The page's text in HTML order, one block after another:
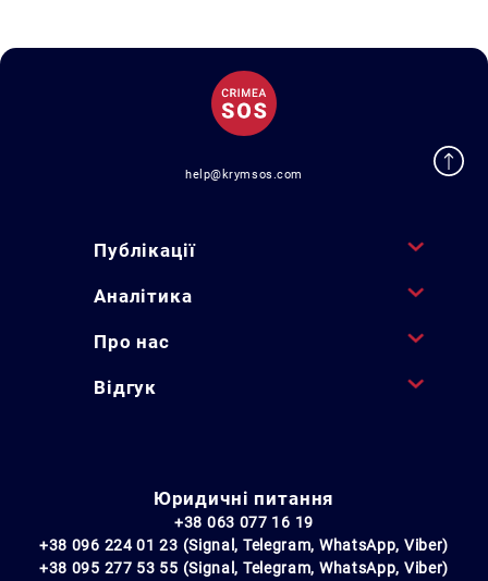
help@krymsos.com
Публікації
Аналітика
Про нас
Відгук
Юридичні питання
+38 063 077 16 19
+38 096 224 01 23 (Signal, Telegram, WhatsApp, Viber)
+38 095 277 53 55 (Signal, Telegram, WhatsApp, Viber)